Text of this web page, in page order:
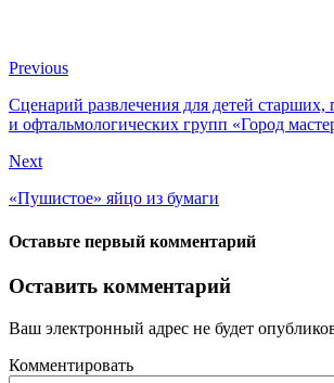
Previous
Сценарий развлечения для детей старших,
и офтальмологических групп «Город
Next
«Пушистое» яйцо из бумаги
Оставьте первый комментарий
Оставить комментарий
Ваш электронный адрес не будет
Комментировать